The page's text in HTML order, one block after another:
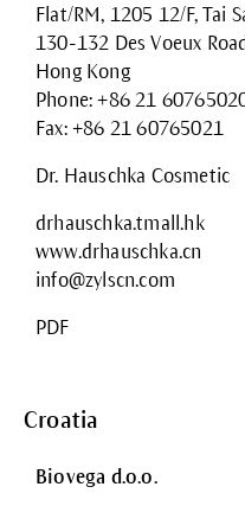
Flat/RM, 1205 12/F, Tai
130-132 Des Voeux
Hong Kong
Phone: +86 21
Fax: +86 21 60765021
Dr. Hauschka Cosmetic
drhauschka.tmall.hk
www.drhauschka.cn
info@zylscn.com
PDF
Croatia
Biovega d.o.o.